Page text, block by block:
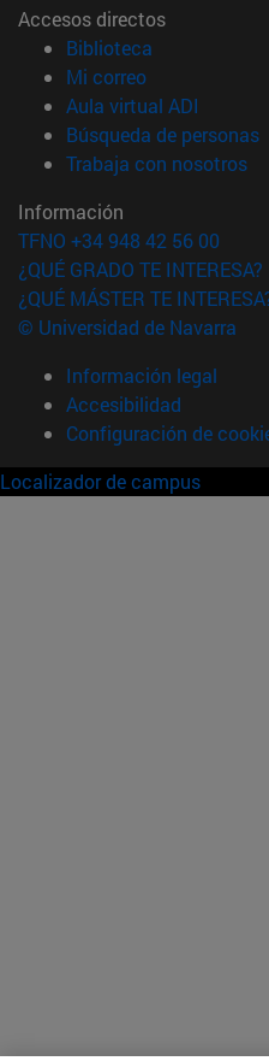
Accesos directos
Biblioteca
Mi correo(abre en
Aula virtual ADI
Búsqueda de personas
Trabaja con nosotros
Información
TFNO +34 948 42 56 00
¿QUÉ GRADO TE INTERESA?
¿QUÉ MÁSTER TE
© Universidad de Navarra
Información legal
Accesibilidad
Configuración de
Localizador de campus